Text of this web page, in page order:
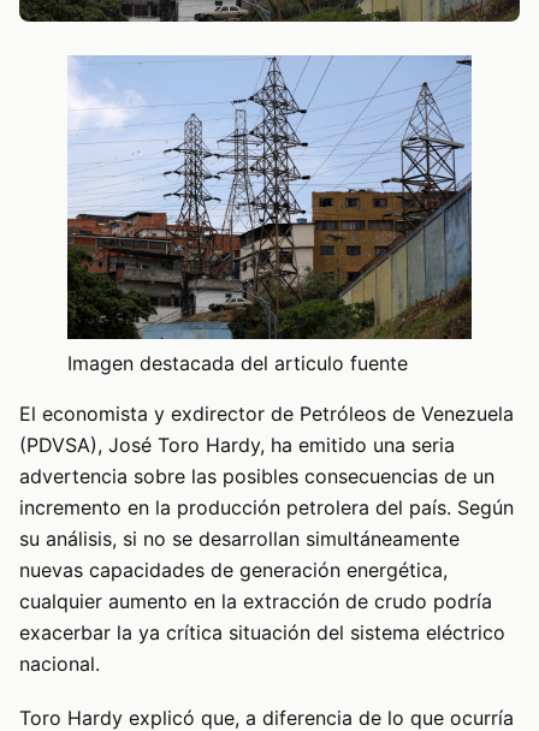
Imagen destacada del articulo fuente
El economista y exdirector de Petróleos de Venezuela
(PDVSA), José Toro Hardy, ha emitido una seria
advertencia sobre las posibles consecuencias de un
incremento en la producción petrolera del país. Según
su análisis, si no se desarrollan simultáneamente
nuevas capacidades de generación energética,
cualquier aumento en la extracción de crudo podría
exacerbar la ya crítica situación del sistema eléctrico
nacional.
Toro Hardy explicó que, a diferencia de lo que ocurría